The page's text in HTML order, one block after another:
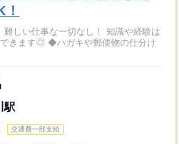
駅
交通費一部支給